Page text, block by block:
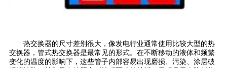
热交换器的尺寸差别很大，像发电行业通常使用比较大型的热
交换器，管式热交换器是最常见的形式。在不断移动的液体和频繁
变化的温度的影响下，这些管子内部容易出现磨损、污染、涂层破